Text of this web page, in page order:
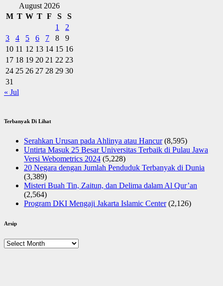
August 2026
M T W T F S
S
1
2
3
4 5 6 7 8
9
10 11 12 13 14 15 16
17 18 19 20 21 22 23
24 25 26 27 28 29 30
31
« Jul
Terbanyak Di Lihat
Serahkan Urusan pada Ahlinya atau Hancur (8,595)
Untirta Masuk 25 Besar Universitas Terbaik di Pulau Jawa
Versi Webometrics 2024 (5,228)
20 Negara dengan Jumlah Penduduk Terbanyak di Dunia
(3,389)
Misteri Buah Tin, Zaitun, dan Delima dalam Al Qur’an
(2,564)
Program DKI Mengaji Jakarta Islamic Center (2,126)
Arsip
Arsip